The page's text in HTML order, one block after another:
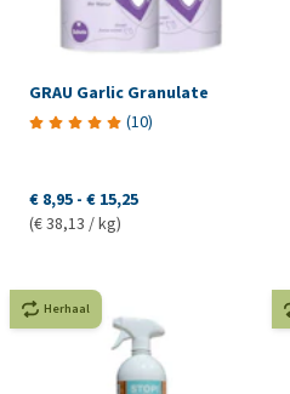
GRAU Garlic Granulate
(10)
€ 8,95 - € 15,25
(€ 38,13 / kg)
Herhaal